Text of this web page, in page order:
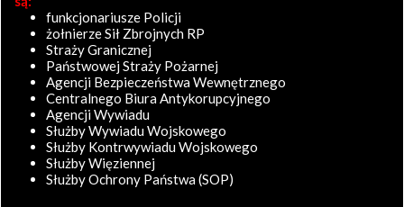
funkcjonariusze Policji
żołnierze Sił Zbrojnych RP
Straży Granicznej
Państwowej Straży Pożarnej
Agencji Bezpieczeństwa Wewnętrznego
Centralnego Biura Antykorupcyjnego
Agencji Wywiadu
Służby Wywiadu Wojskowego
Służby Kontrwywiadu Wojskowego
Służby Więziennej
Służby Ochrony Państwa (SOP)